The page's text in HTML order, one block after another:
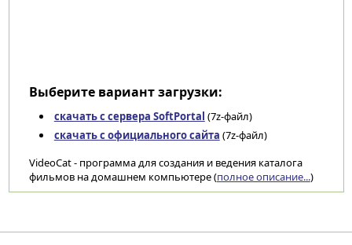
Выберите вариант загрузки:
скачать с сервера SoftPortal (7z-файл)
скачать с официального сайта (7z-файл)
VideoCat - программа для создания и ведения каталога
фильмов на домашнем компьютере (полное описание...)